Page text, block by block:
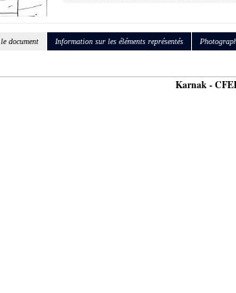
document Information sur les éléments représentés